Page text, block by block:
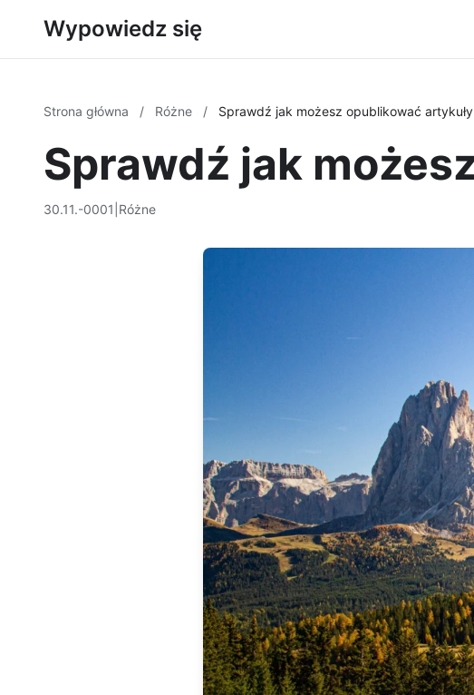
Wypowiedz się
Strona główna / Różne / Sprawdź jak możesz opublikować artykuły
Sprawdź jak
30.11.-0001 Różne